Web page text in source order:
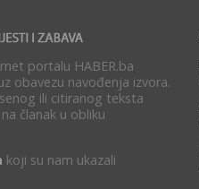
portalu HABER.ba
obavezu navođenja izvora.
ili citiranog teksta
članak u obliku
koji su nam ukazali